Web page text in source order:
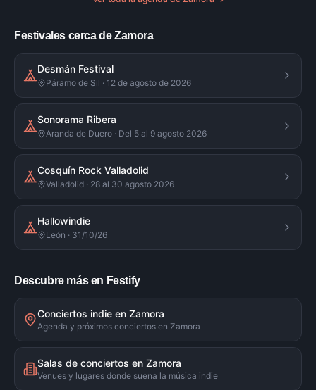
Festivales cerca de Zamora
Desmán Festival
Páramo de Sil · 12 de agosto de 2026
Sonorama Ribera
Aranda de Duero · Del 5 al 9 agosto 2026
Cosquín Rock Valladolid
Valladolid · 28 al 30 agosto 2026
Hallowindie
León · 31/10/26
Descubre más en Festify
Conciertos indie en Zamora
Agenda y próximos conciertos en Zamora
Salas de conciertos en Zamora
Venues y lugares donde suena la música indie